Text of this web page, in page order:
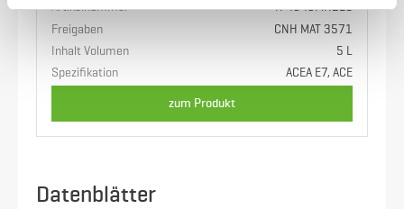
Artikelnummer
I74640MH2EU
Freigaben
CNH MAT 3571
Inhalt Volumen
5 L
Spezifikation
ACEA E7, ACE
zum Produkt
Datenblätter